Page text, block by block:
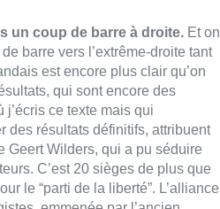
ministre démissionnaire Mark
que provoquent ces résultatsil
programme du parti de la liberté
annonce son intention de
et propose par exemple
les mosquées, et même
de porter le foulard dans les
annonce aussi le
aux frontières etla sortie des